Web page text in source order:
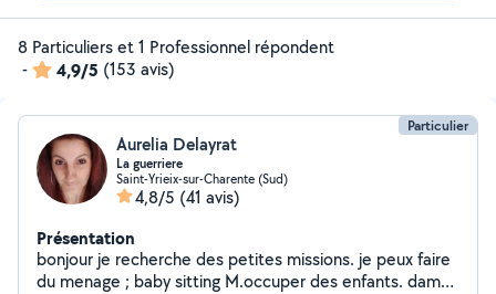
8 Particuliers et 1 Professionnel répondent
-
4,9/5 (153 avis)
Particulier
Aurelia Delayrat
La guerriere
Saint-Yrieix-sur-Charente (Sud)
4,8/5 (41 avis)
Présentation
bonjour je recherche des petites missions. je peux faire
du menage ; baby sitting M.occuper des enfants. dame